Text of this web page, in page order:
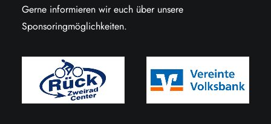
Gerne informieren wir euch über unsere
Sponsoringmöglichkeiten.